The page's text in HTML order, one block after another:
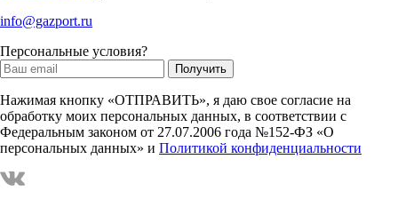
info@gazport.ru
Персональные условия?
Нажимая кнопку «ОТПРАВИТЬ», я даю свое согласие на
обработку моих персональных данных, в соответствии с
Федеральным законом от 27.07.2006 года №152-ФЗ «О
персональных данных» и Политикой конфиденциальности